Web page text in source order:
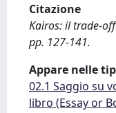
Citazione
Kairos: il trade-
pp. 127-141.
Appare nelle
02.1 Saggio su
libro (Essay or